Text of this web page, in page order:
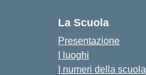
La Scuola
Presentazione
I luoghi
I numeri della scuola